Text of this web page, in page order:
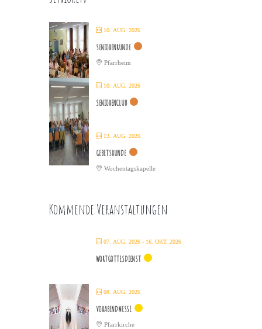
10. AUG. 2026
SENIORENRUNDE
Pfarrheim
10. AUG. 2026
SENIORENCLUB
13. AUG. 2026
GEBETSRUNDE
Wochentagskapelle
Kommende Veranstaltungen
07. AUG. 2026 - 16. OKT. 2026
WORTGOTTESDIENST
08. AUG. 2026
VORABENDMESSE
Pfarrkirche